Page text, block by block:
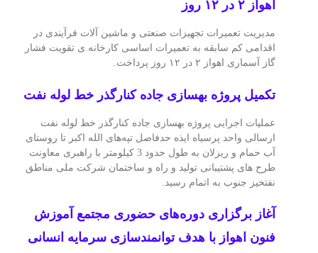
اهواز ۲ در ۱۲ روز
مدیریت تعمیرات تجهیزات صنعتی و ماشین آلات فرآیندی در
اقدامی کم سابقه به تعمیرات اساسی کارخانه ی تقویت فشار
گاز آسماری اهواز ۲ در ۱۲ روز پرداخت.
تكمیل پروژه بهسازی جاده كنارگذر خط لوله نفت
عملیات اجرایی پروژه بهسازی جاده کنارگذر خط لوله نفت
ارسالی واحد پرسیاه ایذه حدفاصل تپه‌های الله اکبر تا روستای
آب حمام و ریزلان به طول حدود 3 کیلومتر با راهبری معاونت
طرح های پشتیبانی تولید و راه و ساختمان شرکت ملی مناطق
نفتخیز جنوب به اتمام رسید.
آغاز برگزاری دوره‌های حضوری مجتمع آموزش
فنون اهواز با هدف توانمندسازی سرمایه انسانی